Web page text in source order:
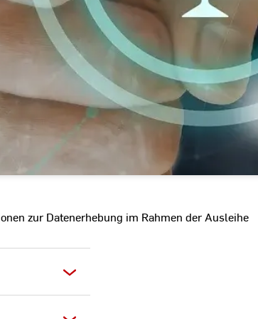
zur Datenerhebung im Rahmen der Ausleihe